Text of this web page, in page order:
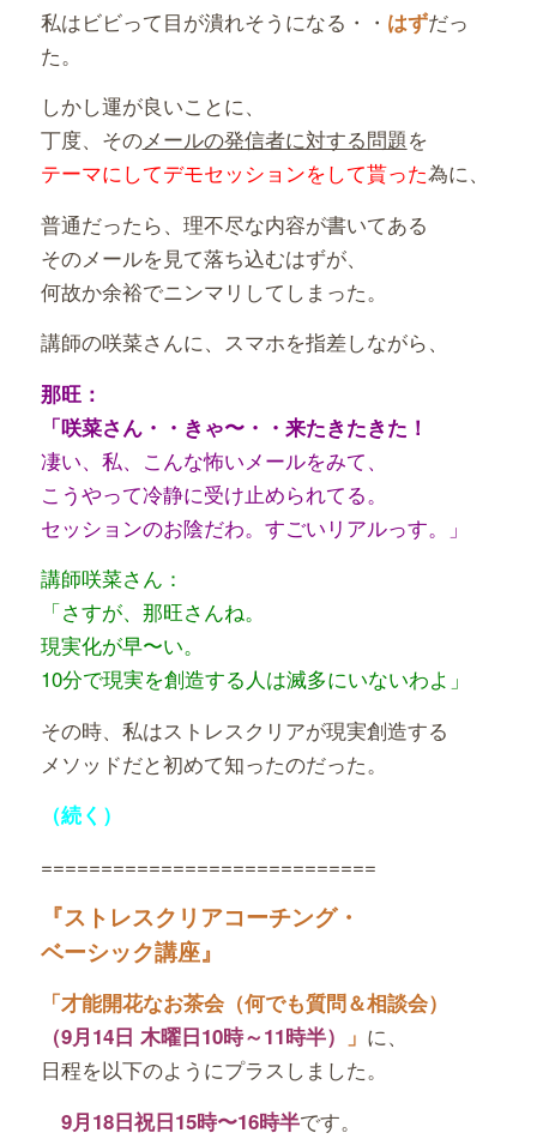
私はビビって目が潰れそうになる・・ はずだっ
た。
しかし運が良いことに、
丁度、そのメールの発信者に対する問題を
テーマにしてデモセッションをして貰った為に、
普通だったら、理不尽な内容が書いてある
そのメールを見て落ち込むはずが、
何故か余裕でニンマリしてしまった。
講師の咲菜さんに、スマホを指差しながら、
那旺：
「咲菜さん・・きゃ〜・・来たきたきた！
凄い、私、こんな怖いメールをみて、
こうやって冷静に受け止められてる。
セッションのお陰だわ。すごいリアルっす。」
講師咲菜さん：
「さすが、那旺さんね。
現実化が早〜い。
10分で現実を創造する 人は滅多にいないわよ」
その時、私はストレスクリアが現実創造する
メソッドだと初めて知ったのだった。
（続く）
============================
『ストレスクリアコーチング・
ベーシック講座』
「才能開花なお茶会（何でも質問＆相談会）
（9月14日 木曜日10時～11時半）
」 に、
日程を以下のようにプラスしました。
9月18日祝日15時〜16時半です。